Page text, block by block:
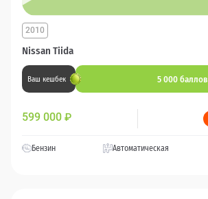
Nissan Tiida
2010
Ваш кешбек 5 000 баллов
599 000 ₽
Бензин Автоматическая